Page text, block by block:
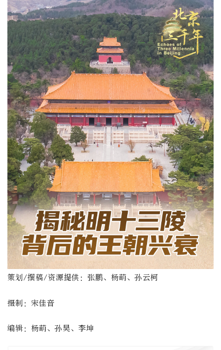
策划/撰稿/资源提供：张鹏、杨萌、孙云柯
摄制：宋佳音
编辑：杨萌、孙昊、李坤